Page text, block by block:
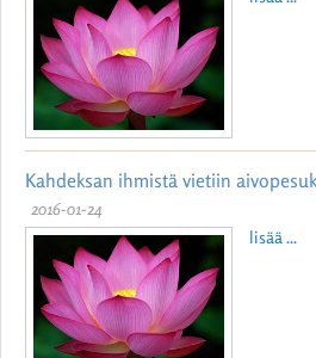
Kahdeksan ihmistä vietiin
2016-01-24
lisää ...